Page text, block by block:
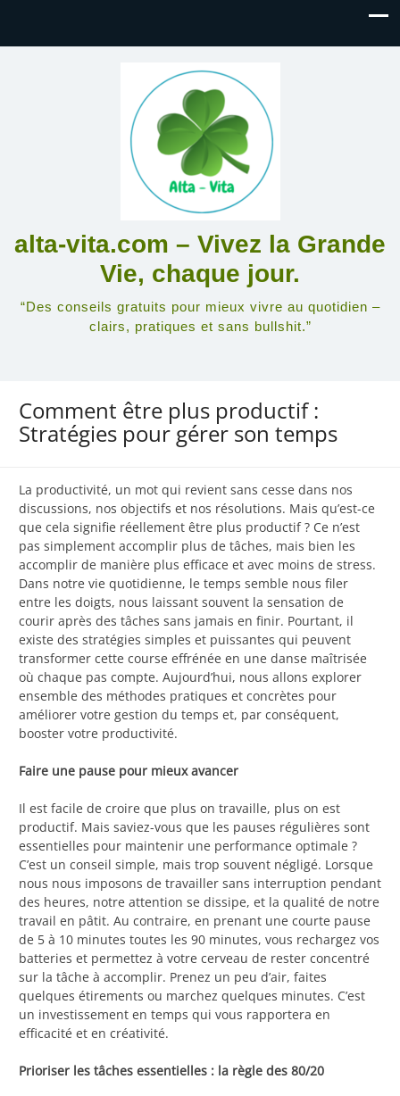
alta-vita.com – Vivez la Grande
Vie, chaque jour.
“Des conseils gratuits pour mieux vivre au quotidien –
clairs, pratiques et sans bullshit.”
Comment être plus productif :
Stratégies pour gérer son temps
La productivité, un mot qui revient sans cesse dans nos
discussions, nos objectifs et nos résolutions. Mais qu’est-ce
que cela signifie réellement être plus productif ? Ce n’est
pas simplement accomplir plus de tâches, mais bien les
accomplir de manière plus efficace et avec moins de stress.
Dans notre vie quotidienne, le temps semble nous filer
entre les doigts, nous laissant souvent la sensation de
courir après des tâches sans jamais en finir. Pourtant, il
existe des stratégies simples et puissantes qui peuvent
transformer cette course effrénée en une danse maîtrisée
où chaque pas compte. Aujourd’hui, nous allons explorer
ensemble des méthodes pratiques et concrètes pour
améliorer votre gestion du temps et, par conséquent,
booster votre productivité.
Faire une pause pour mieux avancer
Il est facile de croire que plus on travaille, plus on est
productif. Mais saviez-vous que les pauses régulières sont
essentielles pour maintenir une performance optimale ?
C’est un conseil simple, mais trop souvent négligé. Lorsque
nous nous imposons de travailler sans interruption pendant
des heures, notre attention se dissipe, et la qualité de notre
travail en pâtit. Au contraire, en prenant une courte pause
de 5 à 10 minutes toutes les 90 minutes, vous rechargez vos
batteries et permettez à votre cerveau de rester concentré
sur la tâche à accomplir. Prenez un peu d’air, faites
quelques étirements ou marchez quelques minutes. C’est
un investissement en temps qui vous rapportera en
efficacité et en créativité.
Prioriser les tâches essentielles : la règle des 80/20